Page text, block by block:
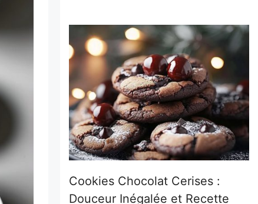
Cookies Chocolat Cerises :
Douceur Inégalée et Recette